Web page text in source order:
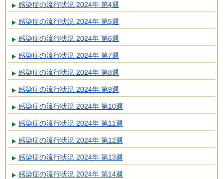
感染症の流行状況 2024年 第4週
感染症の流行状況 2024年 第5週
感染症の流行状況 2024年 第6週
感染症の流行状況 2024年 第7週
感染症の流行状況 2024年 第8週
感染症の流行状況 2024年 第9週
感染症の流行状況 2024年 第10週
感染症の流行状況 2024年 第11週
感染症の流行状況 2024年 第12週
感染症の流行状況 2024年 第13週
感染症の流行状況 2024年 第14週